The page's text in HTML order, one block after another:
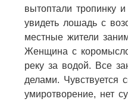
вытоптали тропинку
увидеть лошадь с
местные жители
Женщина с
реку за водой. Все
делами. Чувствуется
умиротворение, нет